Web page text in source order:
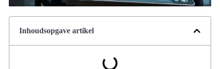
Inhoudsopgave artikel